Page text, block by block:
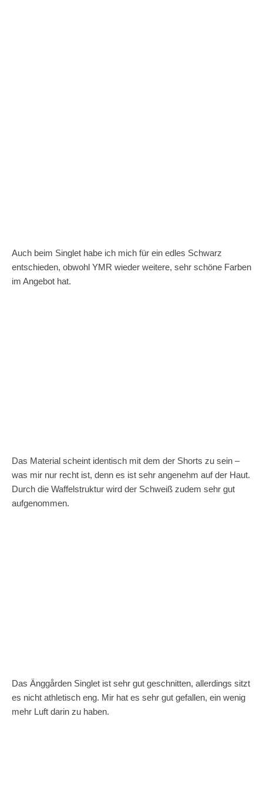
Auch beim Singlet habe ich mich für ein edles Schwarz
entschieden, obwohl YMR wieder weitere, sehr schöne Farben
im Angebot hat.
Das Material scheint identisch mit dem der Shorts zu sein –
was mir nur recht ist, denn es ist sehr angenehm auf der Haut.
Durch die Waffelstruktur wird der Schweiß zudem sehr gut
aufgenommen.
Das Änggården Singlet ist sehr gut geschnitten, allerdings sitzt
es nicht athletisch eng. Mir hat es sehr gut gefallen, ein wenig
mehr Luft darin zu haben.